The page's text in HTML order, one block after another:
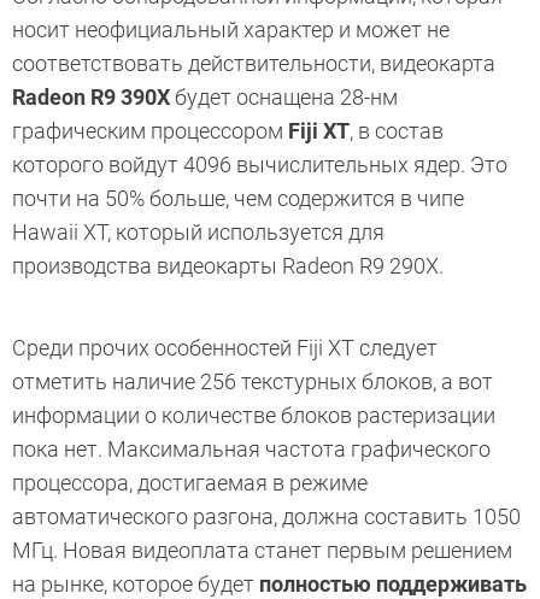
носит неофициальный характер и может не
соответствовать действительности, видеокарта
Radeon R9 390Xбудет оснащена 28-нм
графическим процессором Fiji XT, в состав
которого войдут 4096 вычислительных ядер. Это
почти на 50% больше, чем содержится в чипе
Hawaii XT, который используется для
производства видеокарты Radeon R9 290X.
Среди прочих особенностей Fiji XT следует
отметить наличие 256 текстурных блоков, а вот
информации о количестве блоков растеризации
пока нет. Максимальная частота графического
процессора, достигаемая в режиме
автоматического разгона, должна составить 1050
МГц. Новая видеоплата станет первым решением
на рынке, которое будет полностью поддерживать